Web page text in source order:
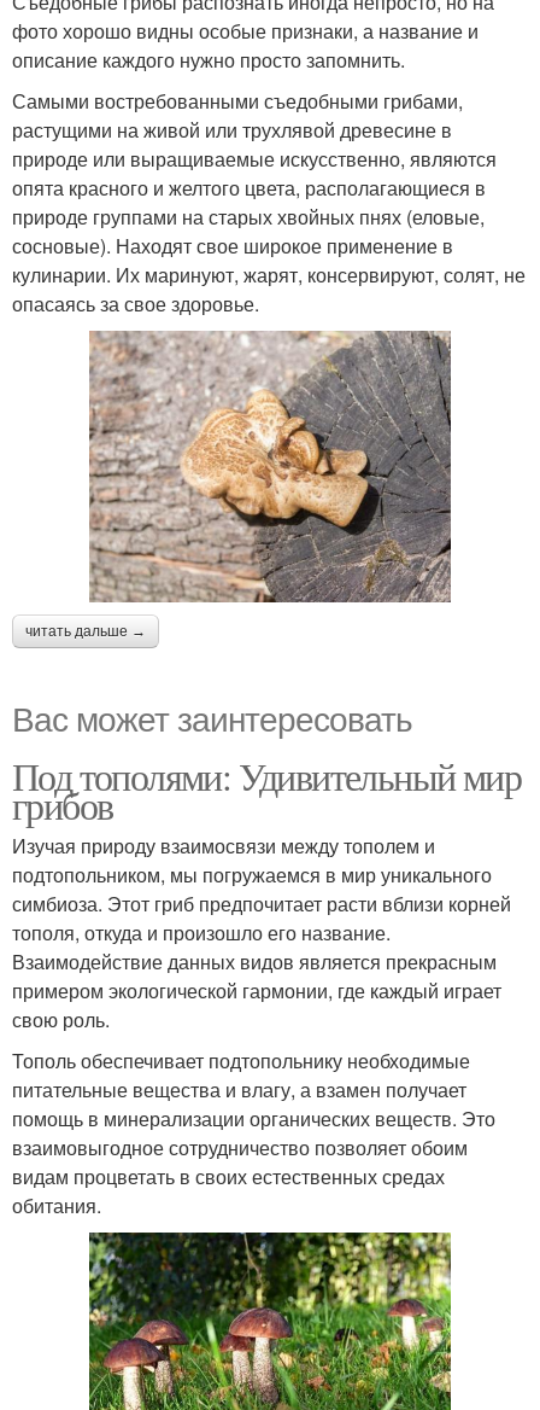
фото хорошо видны особые признаки, а название и
описание каждого нужно просто запомнить.
Самыми востребованными съедобными грибами,
растущими на живой или трухлявой древесине в
природе или выращиваемые искусственно, являются
опята красного и желтого цвета, располагающиеся в
природе группами на старых хвойных пнях (еловые,
сосновые). Находят свое широкое применение в
кулинарии. Их маринуют, жарят, консервируют, солят, не
опасаясь за свое здоровье.
читать дальше →
Вас может заинтересовать
Под тополями: Удивительный мир
грибов
Изучая природу взаимосвязи между тополем и
подтопольником, мы погружаемся в мир уникального
симбиоза. Этот гриб предпочитает расти вблизи корней
тополя, откуда и произошло его название.
Взаимодействие данных видов является прекрасным
примером экологической гармонии, где каждый играет
свою роль.
Тополь обеспечивает подтопольнику необходимые
питательные вещества и влагу, а взамен получает
помощь в минерализации органических веществ. Это
взаимовыгодное сотрудничество позволяет обоим
видам процветать в своих естественных средах
обитания.